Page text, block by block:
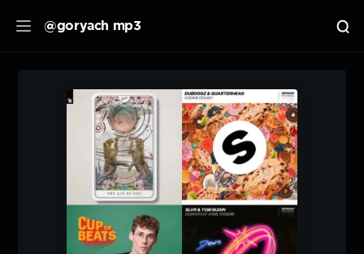
@goryach mp3